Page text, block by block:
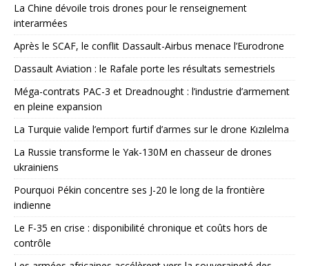
La Chine dévoile trois drones pour le renseignement
interarmées
Après le SCAF, le conflit Dassault-Airbus menace l’Eurodrone
Dassault Aviation : le Rafale porte les résultats semestriels
Méga-contrats PAC-3 et Dreadnought : l’industrie d’armement
en pleine expansion
La Turquie valide l’emport furtif d’armes sur le drone Kızılelma
La Russie transforme le Yak-130M en chasseur de drones
ukrainiens
Pourquoi Pékin concentre ses J-20 le long de la frontière
indienne
Le F-35 en crise : disponibilité chronique et coûts hors de
contrôle